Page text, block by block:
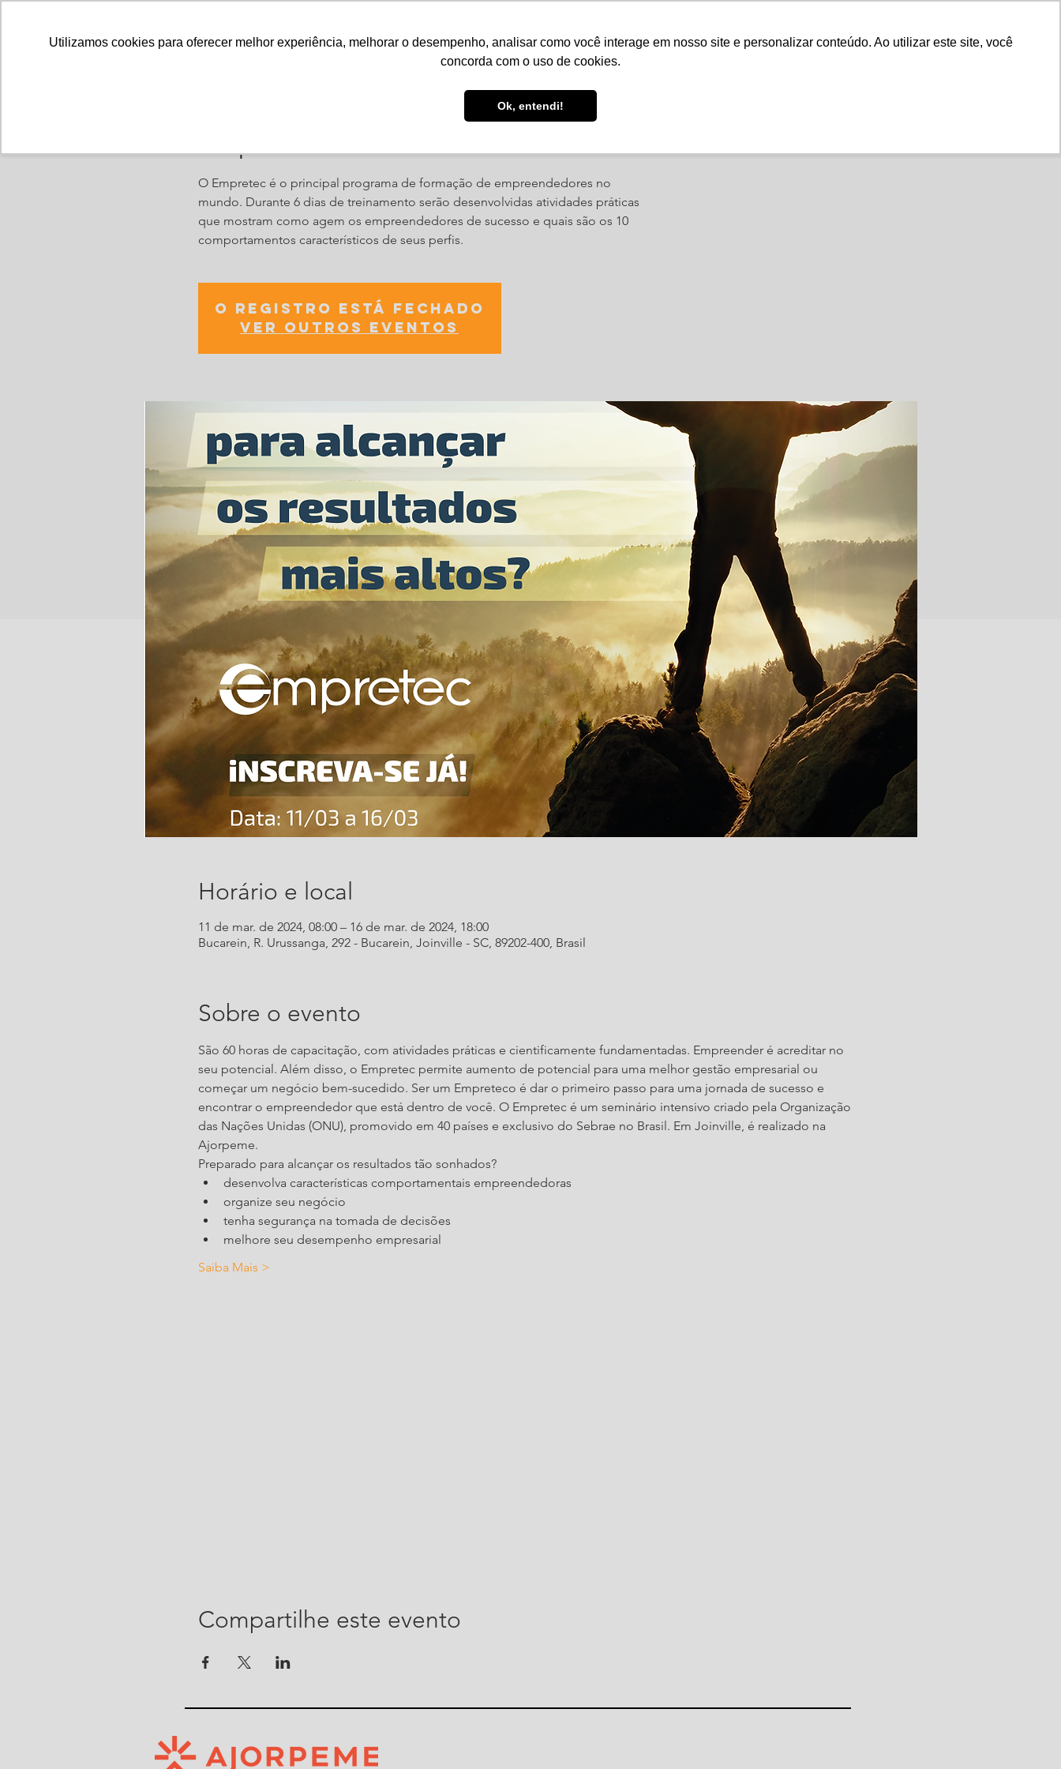
Utilizamos cookies para oferecer melhor experiência, melhorar o desempenho, analisar como você interage em nosso site e personalizar conteúdo. Ao utilizar este site, você
concorda com o uso de cookies.
Ok, entendi!
Serviços Notícias Agenda
O Empretec é o principal programa de formação de empreendedores no
mundo. Durante 6 dias de treinamento serão desenvolvidas atividades práticas
que mostram como agem os empreendedores de sucesso e quais são os 10
comportamentos característicos de seus perfis.
O registro está fechado
Ver outros eventos
Horário e local
11 de mar. de 2024, 08:00 – 16 de mar. de 2024, 18:00
Bucarein, R. Urussanga, 292 - Bucarein, Joinville - SC, 89202-400, Brasil
Sobre o evento
São 60 horas de capacitação, com atividades práticas e cientificamente fundamentadas. Empreender é acreditar no
seu potencial. Além disso, o Empretec permite aumento de potencial para uma melhor gestão empresarial ou
começar um negócio bem-sucedido. Ser um Empreteco é dar o primeiro passo para uma jornada de sucesso e
encontrar o empreendedor que está dentro de você. O Empretec é um seminário intensivo criado pela Organização
das Nações Unidas (ONU), promovido em 40 países e exclusivo do Sebrae no Brasil. Em Joinville, é realizado na
Ajorpeme.
Preparado para alcançar os resultados tão sonhados?
desenvolva características comportamentais empreendedoras
organize seu negócio
tenha segurança na tomada de decisões
melhore seu desempenho empresarial
Saiba Mais >
Compartilhe este evento